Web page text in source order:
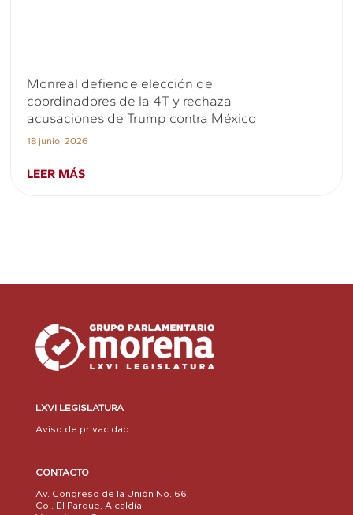
Monreal defiende elección de
coordinadores de la 4T y rechaza
acusaciones de Trump contra México
18 junio, 2026
LEER MÁS
LXVI LEGISLATURA
Aviso de privacidad
CONTACTO
Av. Congreso de la Unión No. 66,
Col. El Parque, Alcaldía